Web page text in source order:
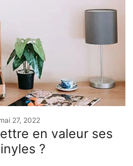
27, 2022
en valeur ses
?